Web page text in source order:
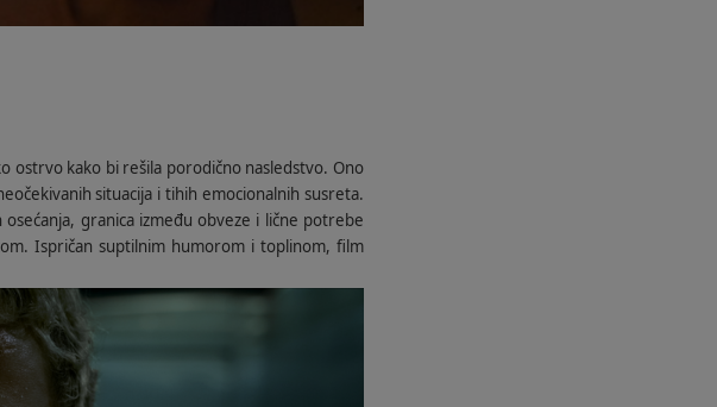
ostrvo kako bi rešila porodično nasledstvo. Ono
situacija i tihih emocionalnih susreta.
granica između obveze i lične potrebe
Ispričan suptilnim humorom i toplinom, film